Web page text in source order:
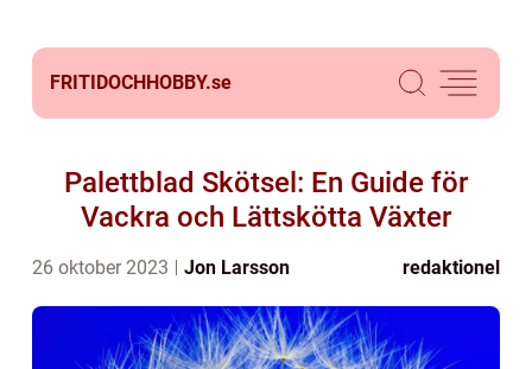
FRITIDOCHHOBBY.se
Palettblad Skötsel: En Guide för
Vackra och Lättskötta Växter
26 oktober 2023 Jon Larsson redaktionel